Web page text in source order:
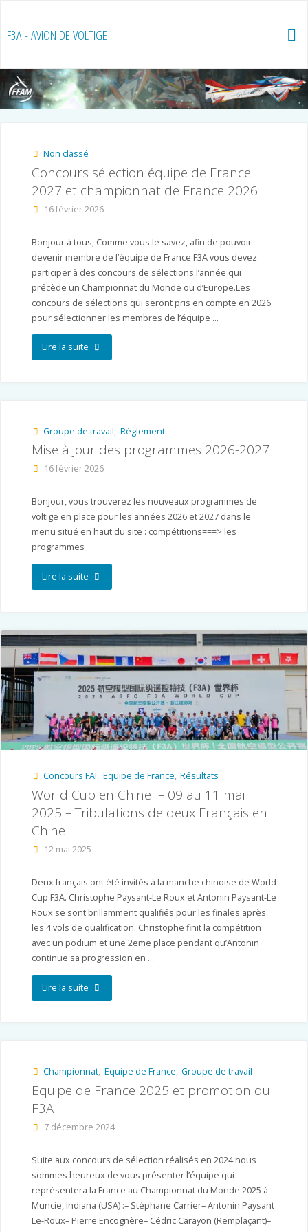
content
F3A - AVION DE VOLTIGE
Non classé
Concours sélection équipe de France
2027 et championnat de France 2026
16 février 2026
Bonjour à tous, Comme vous le savez, afin de pouvoir
devenir membre de l’équipe de France F3A vous devez
participer à des concours de sélections l’année qui
précède un Championnat du Monde ou d’Europe.Les
concours de sélections qui seront pris en compte en 2026
pour sélectionner les membres de l’équipe …
Lire la suite"Concours
France
2027
et
championnat
France
Groupe de travail, Règlement
Mise à jour des programmes 2026-2027
16 février 2026
Bonjour, vous trouverez les nouveaux programmes de
voltige en place pour les années 2026 et 2027 dans le
menu situé en haut du site : compétitions===> les
programmes
Lire la suite"Mise
des
programmes
2027"
Concours FAI, Equipe de France, Résultats
World Cup en Chine – 09 au 11 mai
2025 – Tribulations de deux Français en
Chine
12 mai 2025
Deux français ont été invités à la manche chinoise de World
Cup F3A. Christophe Paysant-Le Roux et Antonin Paysant-Le
Roux se sont brillamment qualifiés pour les finales après
les 4 vols de qualification. Christophe finit la compétition
avec un podium et une 2eme place pendant qu’Antonin
continue sa progression en …
Lire la suite"World
–
11
mai
2025
Championnat, Equipe de France, Groupe de travail
Equipe de France 2025 et promotion du
F3A
7 décembre 2024
Suite aux concours de sélection réalisés en 2024 nous
sommes heureux de vous présenter l’équipe qui
représentera la France au Championnat du Monde 2025 à
Muncie, Indiana (USA) :– Stéphane Carrier– ⁠Antonin Paysant
Le-Roux– ⁠Pierre Encognère– ⁠Cédric Carayon (Remplaçant)–